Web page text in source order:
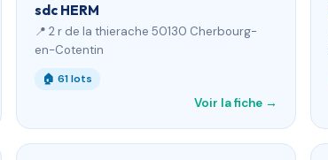
sdc HERM
📍 2 r de la thierache 50130 Cherbourg-
en-Cotentin
🏠 61 lots
Voir la fiche →